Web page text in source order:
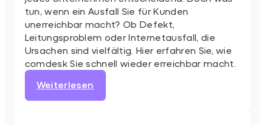
tun, wenn ein Ausfall Sie für Kunden
unerreichbar macht? Ob Defekt,
Leitungsproblem oder Internetausfall, die
Ursachen sind vielfältig. Hier erfahren Sie, wie
comdesk Sie schnell wieder erreichbar macht.
Weiterlesen
Telefonanlage